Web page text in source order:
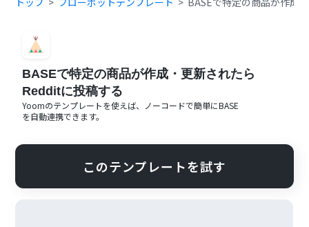
BASEで特定の商品が作成・更新されたら
Redditに投稿する
Yoomのテンプレートを使えば、ノーコードで簡単にBASE
を自動連携できます。
このテンプレートを試す